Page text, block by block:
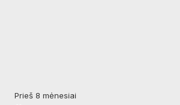
prieš 8 mėnesiai